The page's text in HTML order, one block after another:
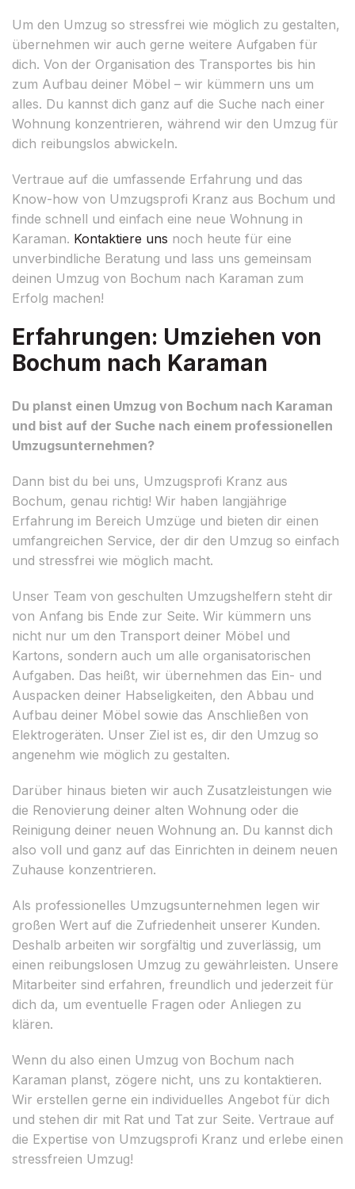
Um den Umzug so stressfrei wie möglich zu gestalten,
übernehmen wir auch gerne weitere Aufgaben für
dich. Von der Organisation des Transportes bis hin
zum Aufbau deiner Möbel – wir kümmern uns um
alles. Du kannst dich ganz auf die Suche nach einer
Wohnung konzentrieren, während wir den Umzug für
dich reibungslos abwickeln.
Vertraue auf die umfassende Erfahrung und das
Know-how von Umzugsprofi Kranz aus Bochum und
finde schnell und einfach eine neue Wohnung in
Karaman. Kontaktiere uns noch heute für eine
unverbindliche Beratung und lass uns gemeinsam
deinen Umzug von Bochum nach Karaman zum
Erfolg machen!
Erfahrungen: Umziehen von
Bochum nach Karaman
Du planst einen Umzug von Bochum nach Karaman
und bist auf der Suche nach einem professionellen
Umzugsunternehmen?
Dann bist du bei uns, Umzugsprofi Kranz aus
Bochum, genau richtig! Wir haben langjährige
Erfahrung im Bereich Umzüge und bieten dir einen
umfangreichen Service, der dir den Umzug so einfach
und stressfrei wie möglich macht.
Unser Team von geschulten Umzugshelfern steht dir
von Anfang bis Ende zur Seite. Wir kümmern uns
nicht nur um den Transport deiner Möbel und
Kartons, sondern auch um alle organisatorischen
Aufgaben. Das heißt, wir übernehmen das Ein- und
Auspacken deiner Habseligkeiten, den Abbau und
Aufbau deiner Möbel sowie das Anschließen von
Elektrogeräten. Unser Ziel ist es, dir den Umzug so
angenehm wie möglich zu gestalten.
Darüber hinaus bieten wir auch Zusatzleistungen wie
die Renovierung deiner alten Wohnung oder die
Reinigung deiner neuen Wohnung an. Du kannst dich
also voll und ganz auf das Einrichten in deinem neuen
Zuhause konzentrieren.
Als professionelles Umzugsunternehmen legen wir
großen Wert auf die Zufriedenheit unserer Kunden.
Deshalb arbeiten wir sorgfältig und zuverlässig, um
einen reibungslosen Umzug zu gewährleisten. Unsere
Mitarbeiter sind erfahren, freundlich und jederzeit für
dich da, um eventuelle Fragen oder Anliegen zu
klären.
Wenn du also einen Umzug von Bochum nach
Karaman planst, zögere nicht, uns zu kontaktieren.
Wir erstellen gerne ein individuelles Angebot für dich
und stehen dir mit Rat und Tat zur Seite. Vertraue auf
die Expertise von Umzugsprofi Kranz und erlebe einen
stressfreien Umzug!